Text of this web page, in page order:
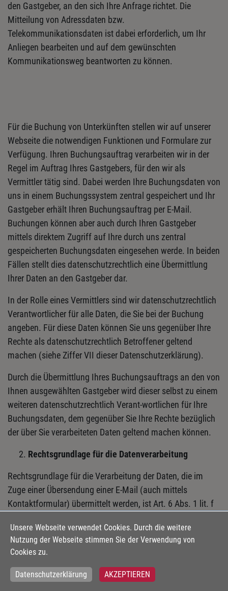
Unsere Webseite verwendet Cookies. Durch die weitere
Nutzung der Webseite stimmen Sie der Verwendung von
Cookies zu.
Datenschutzerklärung AKZEPTIEREN
den Gastgeber, an den sich Ihre Anfrage richtet. Die
Mitteilung von Adressdaten bzw.
Telekommunikationsdaten ist dabei erforderlich, um Ihr
Anliegen bearbeiten und auf dem gewünschten
Kommunikationsweg beantworten zu können.
Für die Buchung von Unterkünften stellen wir auf unserer
Webseite die notwendigen Funktionen und Formulare zur
Verfügung. Ihren Buchungsauftrag verarbeiten wir in der
Regel im Auftrag Ihres Gastgebers, für den wir als
Vermittler tätig sind. Dabei werden Ihre Buchungsdaten von
uns in einem Buchungssystem zentral gespeichert und Ihr
Gastgeber erhält Ihren Buchungsauftrag per E-Mail.
Buchungen können aber auch durch Ihren Gastgeber
mittels direktem Zugriff auf Ihre durch uns zentral
gespeicherten Buchungsdaten eingesehen werde. In beiden
Fällen stellt dies datenschutzrechtlich eine Übermittlung
Ihrer Daten an den Gastgeber dar.
In der Rolle eines Vermittlers sind wir datenschutzrechtlich
Verantwortlicher für alle Daten, die Sie bei der Buchung
angeben. Für diese Daten können Sie uns gegenüber Ihre
Rechte als datenschutzrechtlich Betroffener geltend
machen (siehe Ziffer VII dieser Datenschutzerklärung).
Durch die Übermittlung Ihres Buchungsauftrags an den von
Ihnen ausgewählten Gastgeber wird dieser selbst zu einem
weiteren datenschutzrechtlich Verant-wortlichen für Ihre
Buchungsdaten, dem gegenüber Sie Ihre Rechte bezüglich
der über Sie verarbeiteten Daten geltend machen können.
Rechtsgrundlage für die Datenverarbeitung
Rechtsgrundlage für die Verarbeitung der Daten, die im
Zuge einer Übersendung einer E-Mail (auch mittels
Kontaktformular) übermittelt werden, ist Art. 6 Abs. 1 lit. f
Vertrages ab, so ist Rechtsgrundlage für die Verarbeitung
Art. 6 Abs. 1 lit. b DSGVO.